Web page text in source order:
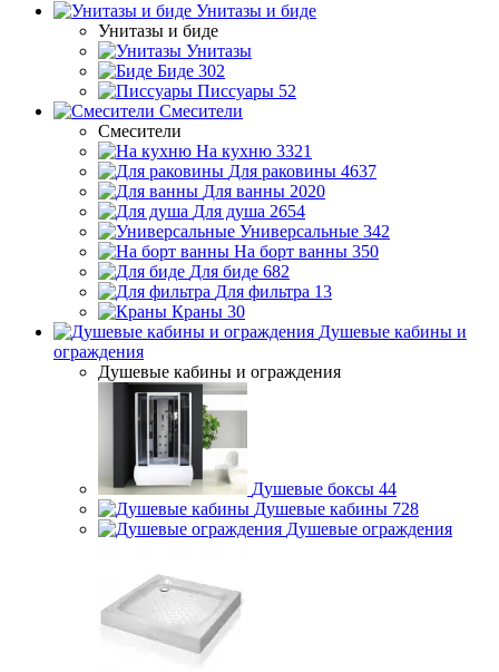
Унитазы и биде
Унитазы и биде
Унитазы
Биде 302
Писсуары 52
Смесители
Смесители
На кухню 3321
Для раковины 4637
Для ванны 2020
Для душа 2654
Универсальные 342
На борт ванны 350
Для биде 682
Для фильтра 13
Краны 30
Душевые кабины и
ограждения
Душевые кабины и ограждения
Душевые боксы 44
Душевые кабины 728
Душевые ограждения